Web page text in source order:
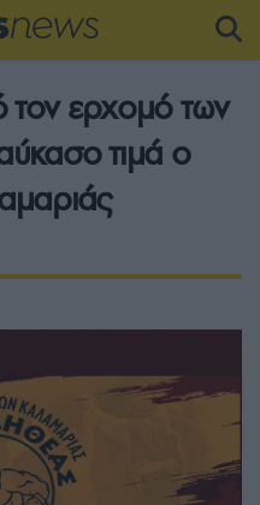
ερχομό των
τιμά ο